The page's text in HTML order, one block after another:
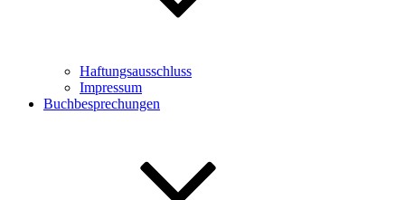
Haftungsausschluss
Impressum
Buchbesprechungen